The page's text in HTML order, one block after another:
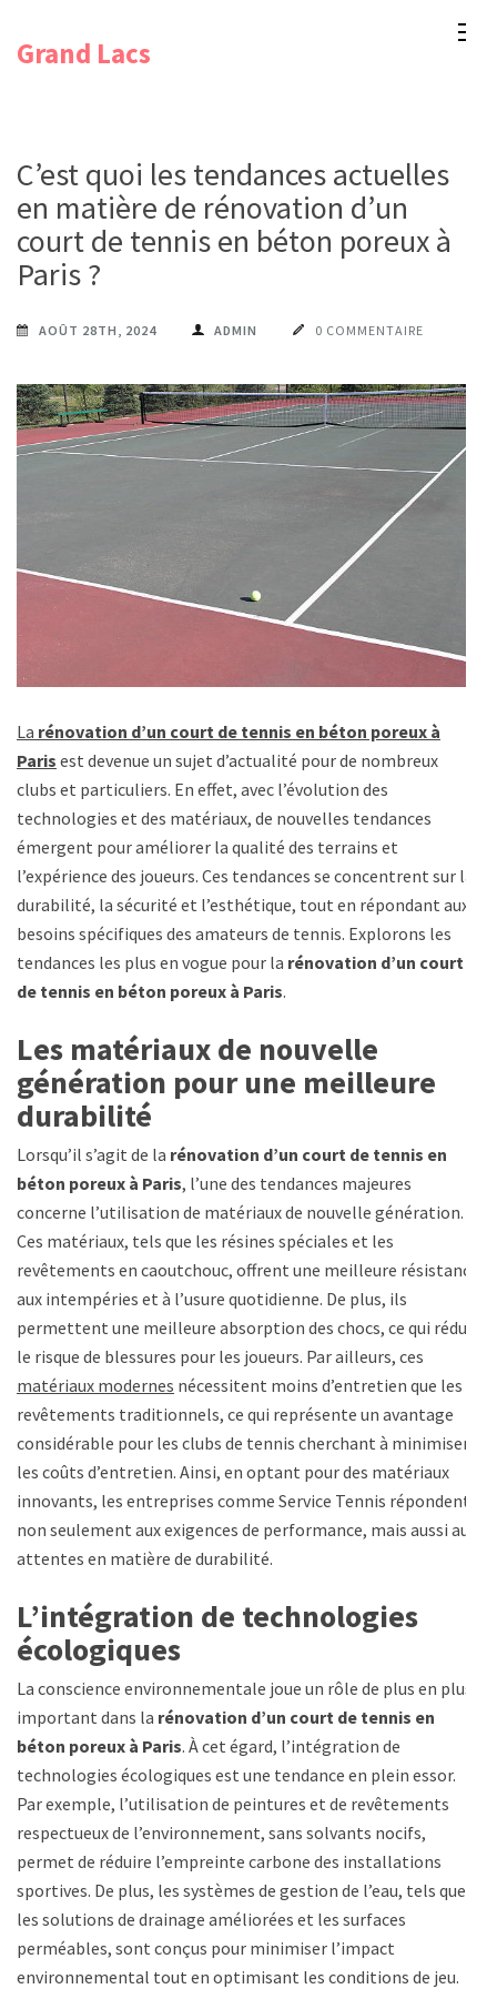
Grand Lacs
C’est quoi les tendances actuelles
en matière de rénovation d’un
court de tennis en béton poreux à
Paris ?
AOÛT 28TH, 2024 ADMIN 0 COMMENTAIRE
La rénovation d’un court de tennis en béton poreux à
Paris est devenue un sujet d’actualité pour de nombreux
clubs et particuliers. En effet, avec l’évolution des
technologies et des matériaux, de nouvelles tendances
émergent pour améliorer la qualité des terrains et
l’expérience des joueurs. Ces tendances se concentrent sur la
durabilité, la sécurité et l’esthétique, tout en répondant aux
besoins spécifiques des amateurs de tennis. Explorons les
tendances les plus en vogue pour la rénovation d’un court
de tennis en béton poreux à Paris.
Les matériaux de nouvelle
génération pour une meilleure
durabilité
Lorsqu’il s’agit de la rénovation d’un court de tennis en
béton poreux à Paris, l’une des tendances majeures
concerne l’utilisation de matériaux de nouvelle génération.
Ces matériaux, tels que les résines spéciales et les
revêtements en caoutchouc, offrent une meilleure résistance
aux intempéries et à l’usure quotidienne. De plus, ils
permettent une meilleure absorption des chocs, ce qui réduit
le risque de blessures pour les joueurs. Par ailleurs, ces
matériaux modernes nécessitent moins d’entretien que les
revêtements traditionnels, ce qui représente un avantage
considérable pour les clubs de tennis cherchant à minimiser
les coûts d’entretien. Ainsi, en optant pour des matériaux
innovants, les entreprises comme Service Tennis répondent
non seulement aux exigences de performance, mais aussi aux
attentes en matière de durabilité.
L’intégration de technologies
écologiques
La conscience environnementale joue un rôle de plus en plus
important dans la rénovation d’un court de tennis en
béton poreux à Paris. À cet égard, l’intégration de
technologies écologiques est une tendance en plein essor.
Par exemple, l’utilisation de peintures et de revêtements
respectueux de l’environnement, sans solvants nocifs,
permet de réduire l’empreinte carbone des installations
sportives. De plus, les systèmes de gestion de l’eau, tels que
les solutions de drainage améliorées et les surfaces
perméables, sont conçus pour minimiser l’impact
environnemental tout en optimisant les conditions de jeu.